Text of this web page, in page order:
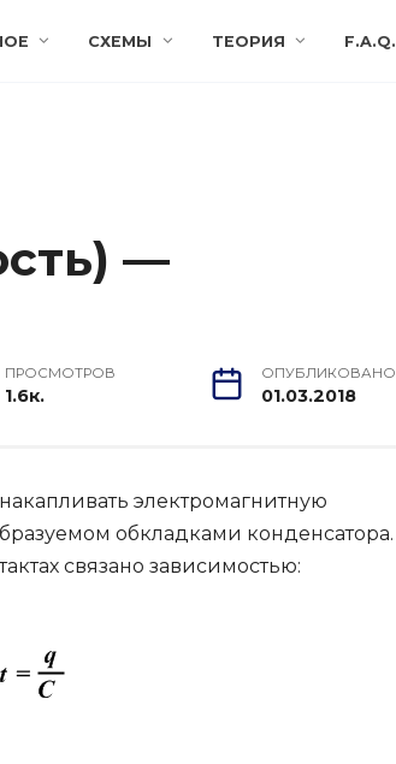
СХЕМЫ ТЕОРИЯ F.A.Q.
—
ПРОСМОТРОВ
1.6к.
ОПУБЛИКОВАНО
01.03.2018
электромагнитную
обкладками конденсатора.
связано зависимостью: